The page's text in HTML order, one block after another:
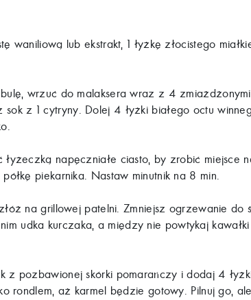
waniliową lub ekstrakt, 1 łyżkę złocistego
wrzuć do malaksera wraz z 4
z 1 cytryny. Dolej 4 łyżki białego octu
napęczniałe ciasto, by zrobić miejsce
piekarnika. Nastaw minutnik na 8 min.
na grillowej patelni. Zmniejsz ogrzewanie
udka kurczaka, a między nie powtykaj
z pozbawionej skórki pomarańczy i dodaj 4
rondlem, aż karmel będzie gotowy. Pilnuj go,